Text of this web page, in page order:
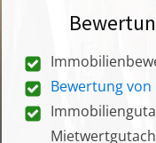
Bewertung